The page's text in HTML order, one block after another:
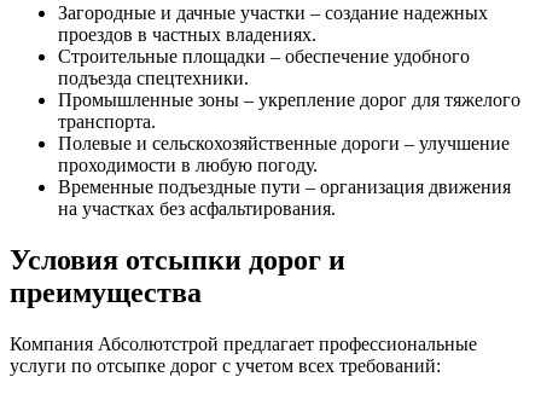
Загородные и дачные участки – создание надежных
проездов в частных владениях.
Строительные площадки – обеспечение удобного
подъезда спецтехники.
Промышленные зоны – укрепление дорог для тяжелого
транспорта.
Полевые и сельскохозяйственные дороги – улучшение
проходимости в любую погоду.
Временные подъездные пути – организация движения
на участках без асфальтирования.
Условия отсыпки дорог и
преимущества
Компания Абсолютстрой предлагает профессиональные
услуги по отсыпке дорог с учетом всех требований: